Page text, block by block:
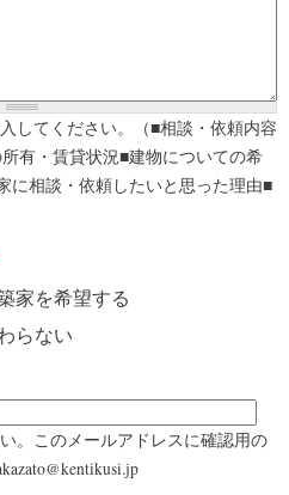
してください。（■相談・依頼内容
有・賃貸状況■建物についての希
に相談・依頼したいと思った理由■
家を希望する
らない
。このメールアドレスに確認用の